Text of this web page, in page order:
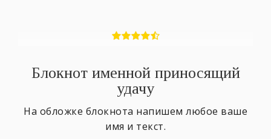
Блокнот именной приносящий
удачу
На обложке блокнота напишем любое ваше
имя и текст.